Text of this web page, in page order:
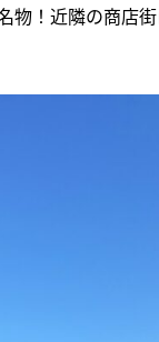
物！近隣の商店